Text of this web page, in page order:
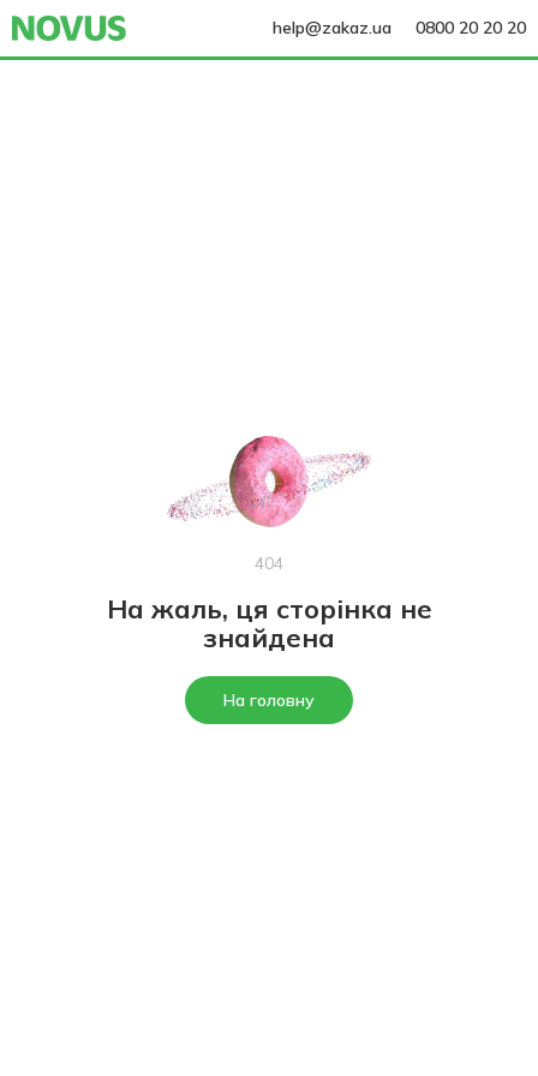
help@zakaz.ua 0800 20 20 20
404
На жаль, ця сторінка не
знайдена
На головну